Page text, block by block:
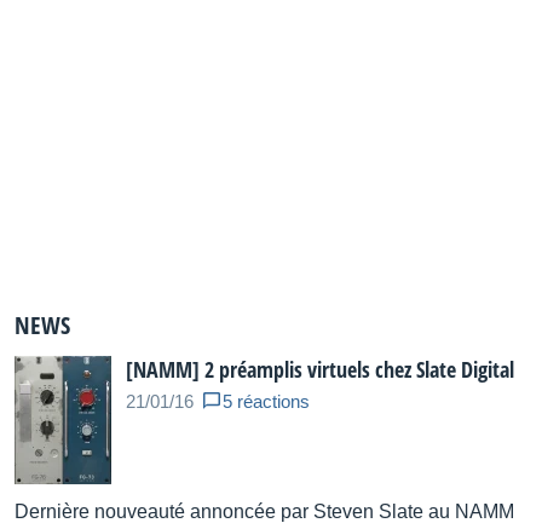
color and tone effects, the left part of the knob should be
used. For more saturation and full on distortion, the virtual
drive can be pushed to the right side or even fully cranked.
AAX, VST2, VST3, and AU for Mac OS X and Windows
NEWS
[NAMM] 2 préamplis virtuels chez Slate Digital
21/01/16 5 réactions
Dernière nouveauté annoncée par Steven Slate au NAMM